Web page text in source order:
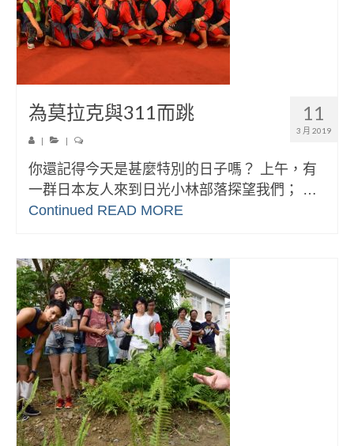
11
3 月 2019
為莫拉克與311而跳
| |
你還記得今天是甚麼特別的日子嗎？ 上午，有
一群日本友人來到日光小林部落探望我們； …
Continued READ MORE